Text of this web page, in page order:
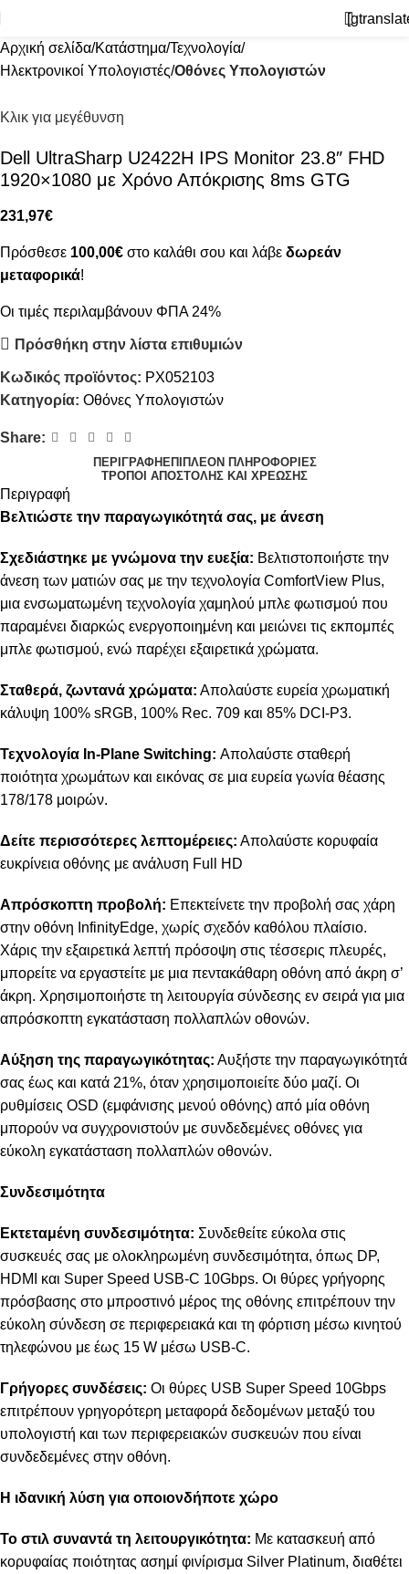
Αρχική σελίδα Κατάστημα Τεχνολογία
Ηλεκτρονικοί Υπολογιστές Οθόνες Υπολογιστών
Κλικ για μεγέθυνση
Dell UltraSharp U2422H IPS Monitor 23.8″ FHD
1920×1080 με Χρόνο Απόκρισης 8ms GTG
231,97€
Πρόσθεσε 100,00€ στο καλάθι σου και λάβε δωρεάν
μεταφορικά!
Οι τιμές περιλαμβάνουν ΦΠΑ 24%
Πρόσθήκη στην λίστα επιθυμιών
Κωδικός προϊόντος: PX052103
Κατηγορία: Οθόνες Υπολογιστών
Share:
ΠΕΡΙΓΡΑΦΉ ΕΠΙΠΛΈΟΝ ΠΛΗΡΟΦΟΡΊΕΣ
ΤΡΌΠΟΙ ΑΠΟΣΤΟΛΉΣ ΚΑΙ ΧΡΈΩΣΗΣ
Περιγραφή
Βελτιώστε την παραγωγικότητά σας, με άνεση
Σχεδιάστηκε με γνώμονα την ευεξία: Βελτιστοποιήστε την
άνεση των ματιών σας με την τεχνολογία ComfortView Plus,
μια ενσωματωμένη τεχνολογία χαμηλού μπλε φωτισμού που
παραμένει διαρκώς ενεργοποιημένη και μειώνει τις εκπομπές
μπλε φωτισμού, ενώ παρέχει εξαιρετικά χρώματα.
Σταθερά, ζωντανά χρώματα: Απολαύστε ευρεία χρωματική
κάλυψη 100% sRGB, 100% Rec. 709 και 85% DCI-P3.
Τεχνολογία In-Plane Switching: Απολαύστε σταθερή
ποιότητα χρωμάτων και εικόνας σε μια ευρεία γωνία θέασης
178/178 μοιρών.
Δείτε περισσότερες λεπτομέρειες: Απολαύστε κορυφαία
ευκρίνεια οθόνης με ανάλυση Full HD
Απρόσκοπτη προβολή: Επεκτείνετε την προβολή σας χάρη
στην οθόνη InfinityEdge, χωρίς σχεδόν καθόλου πλαίσιο.
Χάρις την εξαιρετικά λεπτή πρόσοψη στις τέσσερις πλευρές,
μπορείτε να εργαστείτε με μια πεντακάθαρη οθόνη από άκρη σ’
άκρη. Χρησιμοποιήστε τη λειτουργία σύνδεσης εν σειρά για μια
απρόσκοπτη εγκατάσταση πολλαπλών οθονών.
Αύξηση της παραγωγικότητας: Αυξήστε την παραγωγικότητά
σας έως και κατά 21%, όταν χρησιμοποιείτε δύο μαζί. Οι
ρυθμίσεις OSD (εμφάνισης μενού οθόνης) από μία οθόνη
μπορούν να συγχρονιστούν με συνδεδεμένες οθόνες για
εύκολη εγκατάσταση πολλαπλών οθονών.
Συνδεσιμότητα
Εκτεταμένη συνδεσιμότητα: Συνδεθείτε εύκολα στις
συσκευές σας με ολοκληρωμένη συνδεσιμότητα, όπως DP,
HDMI και Super Speed USB-C 10Gbps. Οι θύρες γρήγορης
πρόσβασης στο μπροστινό μέρος της οθόνης επιτρέπουν την
εύκολη σύνδεση σε περιφερειακά και τη φόρτιση μέσω κινητού
τηλεφώνου με έως 15 W μέσω USB-C.
Γρήγορες συνδέσεις: Οι θύρες USB Super Speed 10Gbps
επιτρέπουν γρηγορότερη μεταφορά δεδομένων μεταξύ του
υπολογιστή και των περιφερειακών συσκευών που είναι
συνδεδεμένες στην οθόνη.
Η ιδανική λύση για οποιονδήποτε χώρο
Το στιλ συναντά τη λειτουργικότητα: Με κατασκευή από
κορυφαίας ποιότητας ασημί φινίρισμα Silver Platinum, διαθέτει